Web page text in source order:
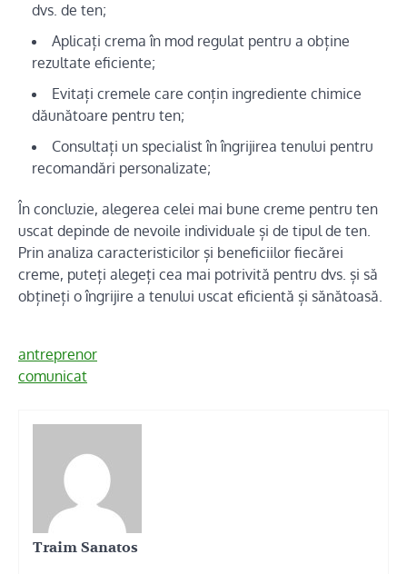
dvs. de ten;
Aplicați crema în mod regulat pentru a obține
rezultate eficiente;
Evitați cremele care conțin ingrediente chimice
dăunătoare pentru ten;
Consultați un specialist în îngrijirea tenului pentru
recomandări personalizate;
În concluzie, alegerea celei mai bune creme pentru ten
uscat depinde de nevoile individuale și de tipul de ten.
Prin analiza caracteristicilor și beneficiilor fiecărei
creme, puteți alegeți cea mai potrivită pentru dvs. și să
obțineți o îngrijire a tenului uscat eficientă și sănătoasă.
antreprenor
comunicat
Traim Sanatos